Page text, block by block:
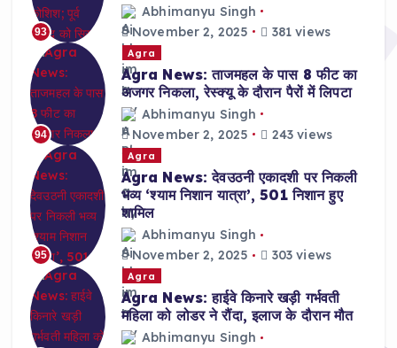
93
Abhimanyu Singh
November 2, 2025
381 views
94
Agra
Agra News: ताजमहल के पास 8 फीट का
अजगर निकला, रेस्क्यू के दौरान पैरों में लिपटा
Abhimanyu Singh
November 2, 2025
243 views
95
Agra
Agra News: देवउठनी एकादशी पर निकली
भव्य ‘श्याम निशान यात्रा’, 501 निशान हुए
शामिल
Abhimanyu Singh
November 2, 2025
303 views
Agra
Agra News: हाईवे किनारे खड़ी गर्भवती
महिला को लोडर ने रौंदा, इलाज के दौरान मौत
Abhimanyu Singh